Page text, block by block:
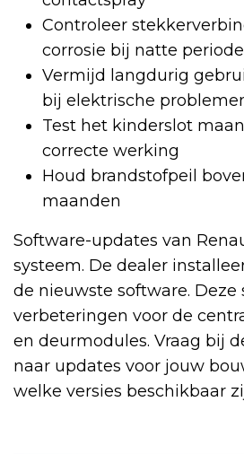
Controleer
corrosie bij natte
Vermijd langdurig
bij elektrische
Test het kinderslot
correcte werking
Houd brandstofpeil
maanden
Software-updates van
systeem. De dealer
de nieuwste software. Deze
verbeteringen voor de
en deurmodules. Vraag bij
naar updates voor jouw
welke versies beschikbaar